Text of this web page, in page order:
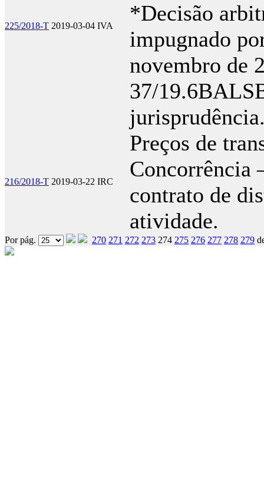
225/2018-T 2019-03-04 IVA
*Decisão
impugnado
novembro de
37/
216/2018-T 2019-03-22 IRC
Preços de
Concorrência
contrato de
atividade.
Por pág. 270 271 272 273 274 275 276 277 278 279